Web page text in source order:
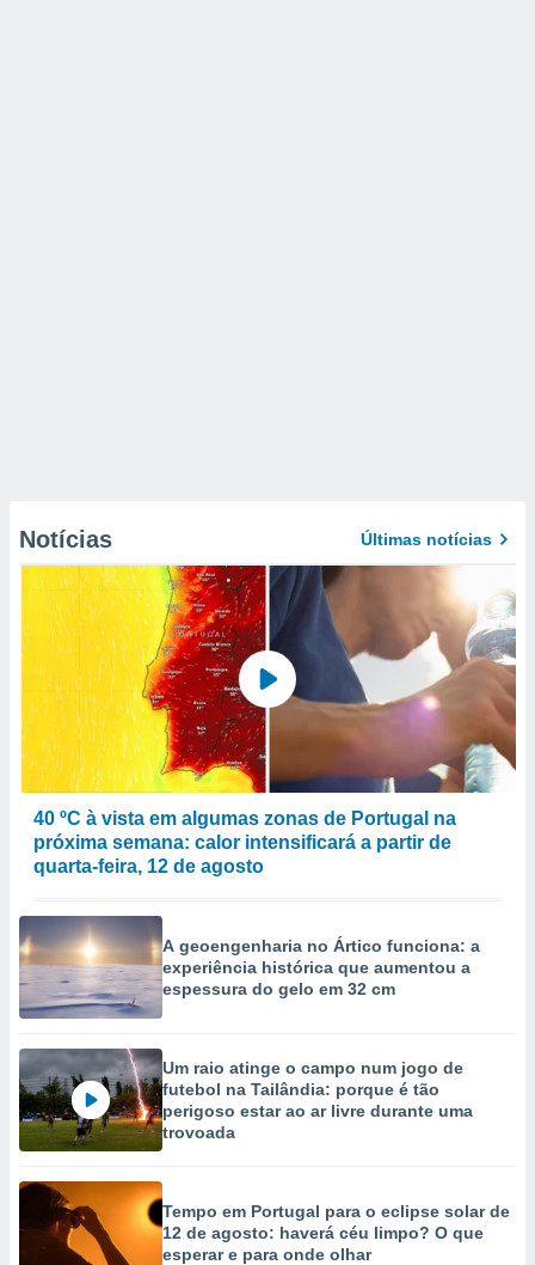
Notícias Últimas notícias
40 ºC à vista em algumas zonas de Portugal na
próxima semana: calor intensificará a partir de
quarta-feira, 12 de agosto
A geoengenharia no Ártico funciona: a
experiência histórica que aumentou a
espessura do gelo em 32 cm
Um raio atinge o campo num jogo de
futebol na Tailândia: porque é tão
perigoso estar ao ar livre durante uma
trovoada
Tempo em Portugal para o eclipse solar de
12 de agosto: haverá céu limpo? O que
esperar e para onde olhar